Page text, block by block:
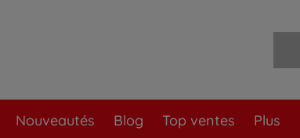
Nouveautés Blog Top ventes Plus